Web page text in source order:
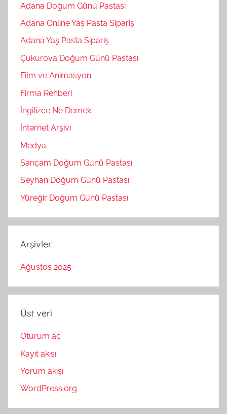
Adana Doğum Günü Pastası
Adana Online Yaş Pasta Sipariş
Adana Yaş Pasta Sipariş
Çukurova Doğum Günü Pastası
Film ve Animasyon
Firma Rehberi
İngilizce Ne Demek
İnternet Arşivi
Medya
Sarıçam Doğum Günü Pastası
Seyhan Doğum Günü Pastası
Yüreğir Doğum Günü Pastası
Arşivler
Ağustos 2025
Üst veri
Oturum aç
Kayıt akışı
Yorum akışı
WordPress.org